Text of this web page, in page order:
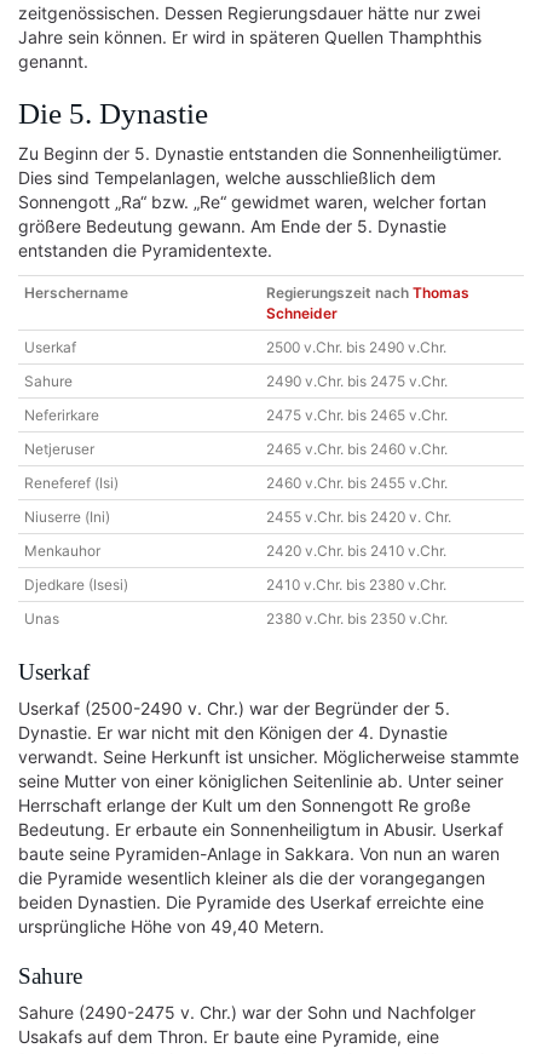
zeitgenössischen. Dessen Regierungsdauer hätte nur zwei
Jahre sein können. Er wird in späteren Quellen Thamphthis
genannt.
Die 5. Dynastie
Zu Beginn der 5. Dynastie entstanden die Sonnenheiligtümer.
Dies sind Tempelanlagen, welche ausschließlich dem
Sonnengott „Ra“ bzw. „Re“ gewidmet waren, welcher fortan
größere Bedeutung gewann. Am Ende der 5. Dynastie
entstanden die Pyramidentexte.
Herschername Regierungszeit nach Thomas
Schneider
Userkaf
2500 v.Chr. bis 2490 v.Chr.
Sahure
2490 v.Chr. bis 2475 v.Chr.
Neferirkare
2475 v.Chr. bis 2465 v.Chr.
Netjeruser
2465 v.Chr. bis 2460 v.Chr.
Reneferef (Isi)
2460 v.Chr. bis 2455 v.Chr.
Niuserre (Ini)
2455 v.Chr. bis 2420 v. Chr.
Menkauhor
2420 v.Chr. bis 2410 v.Chr.
Djedkare (Isesi)
2410 v.Chr. bis 2380 v.Chr.
Unas
2380 v.Chr. bis 2350 v.Chr.
Userkaf
Userkaf (2500-2490 v. Chr.) war der Begründer der 5.
Dynastie. Er war nicht mit den Königen der 4. Dynastie
verwandt. Seine Herkunft ist unsicher. Möglicherweise stammte
seine Mutter von einer königlichen Seitenlinie ab. Unter seiner
Herrschaft erlange der Kult um den Sonnengott Re große
Bedeutung. Er erbaute ein Sonnenheiligtum in Abusir. Userkaf
baute seine Pyramiden-Anlage in Sakkara. Von nun an waren
die Pyramide wesentlich kleiner als die der vorangegangen
beiden Dynastien. Die Pyramide des Userkaf erreichte eine
ursprüngliche Höhe von 49,40 Metern.
Sahure
Sahure (2490-2475 v. Chr.) war der Sohn und Nachfolger
Usakafs auf dem Thron. Er baute eine Pyramide, eine